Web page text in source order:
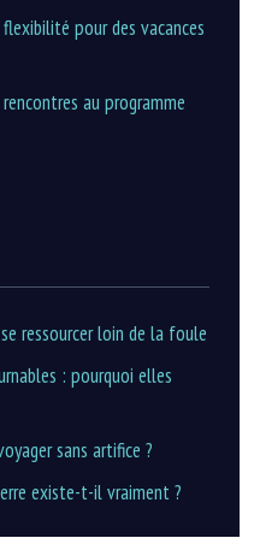
pour des vacances
au programme
ressourcer loin de la foule
: pourquoi elles
sans artifice ?
existe-t-il vraiment ?